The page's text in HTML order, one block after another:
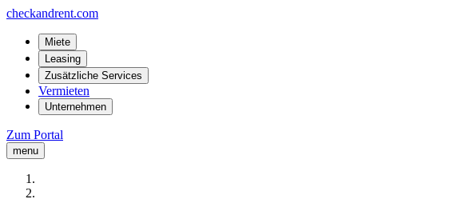
checkandrent.com
Miete
Leasing
Zusätzliche Services
Vermieten
Unternehmen
Zum Portal
menu